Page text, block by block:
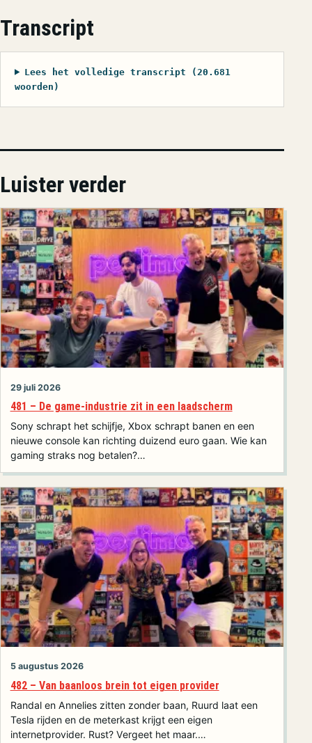
Transcript
Lees het volledige transcript (20.681
woorden)
Luister verder
29 juli 2026
481 – De game-industrie zit in een laadscherm
Sony schrapt het schijfje, Xbox schrapt banen en een
nieuwe console kan richting duizend euro gaan. Wie kan
gaming straks nog betalen?…
5 augustus 2026
482 – Van baanloos brein tot eigen provider
Randal en Annelies zitten zonder baan, Ruurd laat een
Tesla rijden en de meterkast krijgt een eigen
internetprovider. Rust? Vergeet het maar.…